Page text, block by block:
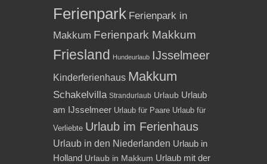
Ferienpark Ferienpark in
Makkum Ferienpark Makkum
Friesland Hundeurlaub IJsselmeer
Kinderferienhaus Makkum
Schakelvilla Strandurlaub Urlaub Urlaub
am IJsselmeer Urlaub für Paare Urlaub für
Verliebte Urlaub im Ferienhaus
Urlaub in den Niederlanden Urlaub in
Holland Urlaub in Makkum Urlaub mit der